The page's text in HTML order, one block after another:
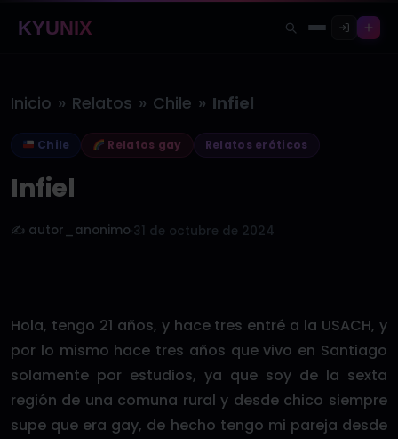
KYUNIX
Inicio » Relatos » Chile » Infiel
Chile Relatos gay Relatos eróticos
Infiel
✍️ autor_anonimo 31 de octubre de 2024
Hola, tengo 21 años, y hace tres entré a la USACH, y
por lo mismo hace tres años que vivo en Santiago
solamente por estudios, ya que soy de la sexta
región de una comuna rural y desde chico siempre
supe que era gay, de hecho tengo mi pareja desde